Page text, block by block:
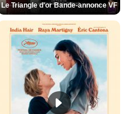
Le Triangle d'or Bande-annonce VF